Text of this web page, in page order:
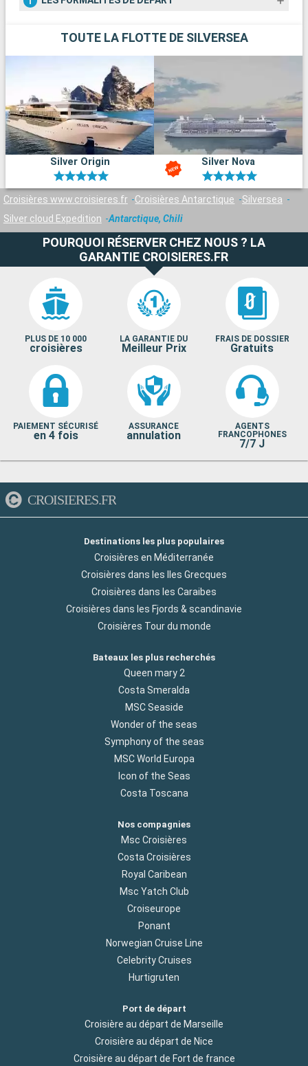
Iles Shetland du Sud
Les îles Shetland du Sud, situées en Antarctique, offrent une
expérience unique pour les aventuriers. Ces îles glacées
abritent une faune incroyable : manchots, phoques et
baleines. Les paysages de glace et de neige sont à couper le
souffle. Les activités incluent la randonnée sur glacier, la
photographie de la faune et la visite de bases de recherche.
C'est une destination exceptionnelle pour ceux qui cherchent
l'aventure dans un environnement préservé et extrême.
TOUTE LA FLOTTE DE SILVERSEA
Silver Origin Silver Nova
Croisières www.croisieres.fr Croisières Antarctique
Silversea
Silver cloud Expedition
Antarctique, Chili
POURQUOI RÉSERVER CHEZ NOUS ? LA
GARANTIE CROISIERES.FR
PLUS DE 10 000
croisières
LA GARANTIE DU
Meilleur Prix
FRAIS DE DOSSIER
Gratuits
PAIEMENT SÉCURISÉ
en 4 fois
ASSURANCE
annulation
AGENTS
FRANCOPHONES
7/7 J
CROISIERES.FR
Destinations les plus populaires
Croisières en Méditerranée
Croisières dans les Iles Grecques
Croisières dans les Caraibes
Croisières dans les Fjords & scandinavie
Croisières Tour du monde
Bateaux les plus recherchés
Queen mary 2
Costa Smeralda
MSC Seaside
Wonder of the seas
Symphony of the seas
MSC World Europa
Icon of the Seas
Costa Toscana
Nos compagnies
Msc Croisières
Costa Croisières
Royal Caribean
Msc Yatch Club
Croiseurope
Ponant
Norwegian Cruise Line
Celebrity Cruises
Hurtigruten
Port de départ
Croisière au départ de Marseille
Croisière au départ de Nice
Croisière au départ de Fort de france